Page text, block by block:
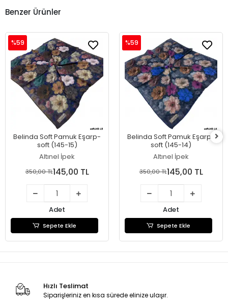
Benzer Ürünler
Belinda Soft Pamuk Eşarp-
soft (145-15)
Altınel İpek
%59
350,00 TL145,00 TL
Adet
Sepete Ekle
Belinda Soft Pamuk Eşarp-
soft (145-14)
Altınel İpek
%59
350,00 TL145,00 TL
Adet
Sepete Ekle
Hızlı Teslimat
Siparişleriniz en kısa sürede elinize ulaşır.